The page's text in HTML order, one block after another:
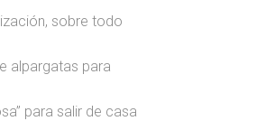
sobre todo
alpargatas para
para salir de casa